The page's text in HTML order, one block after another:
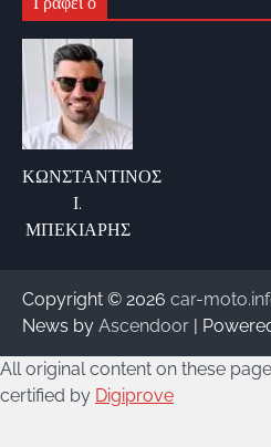
ΚΩΝΣΤΑΝΤΙΝΟΣ
Ι.
ΜΠΕΚΙΑΡΗΣ
Copyright © 2026 car-
News by Ascendoor |
All original content on these
certified by Digiprove